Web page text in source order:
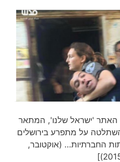
'ישראל שלנו', המתאר
על מתפרע בירושלים
החברתיות… (אוקטובר,